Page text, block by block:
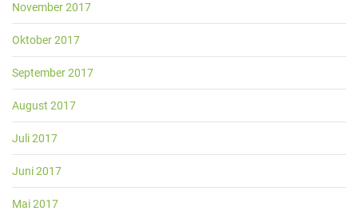
November 2017
Oktober 2017
September 2017
August 2017
Juli 2017
Juni 2017
Mai 2017